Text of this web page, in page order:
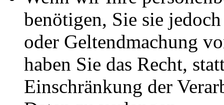
benötigen, Sie sie
oder Geltendmachung
haben Sie das Recht,
Einschränkung der